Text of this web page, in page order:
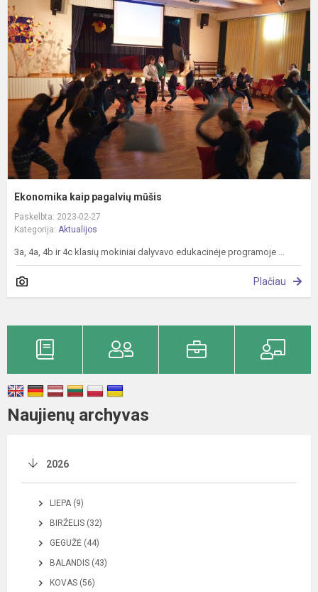
Ekonomika kaip pagalvių mūšis
Paskelbta: 2023-02-27
Kategorija: Aktualijos
3a, 4a, 4b ir 4c klasių mokiniai dalyvavo edukacinėje programoje ...
Plačiau
Naujienų archyvas
2026
LIEPA (9)
BIRŽELIS (32)
GEGUŽĖ (44)
BALANDIS (43)
KOVAS (56)